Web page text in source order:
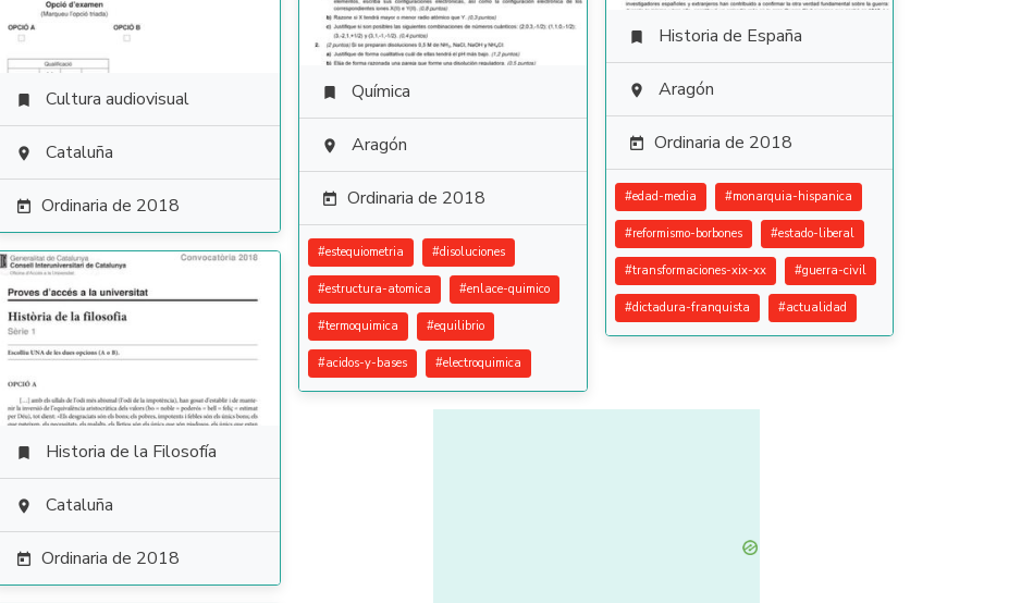
 Historia de España
 Aragón
 Ordinaria de 2018
#edad-media #monarquia-hispanica
#reformismo-borbones #estado-liberal
#transformaciones-xix-xx #guerra-civil
#dictadura-franquista #actualidad
 Química
 Aragón
 Ordinaria de 2018
#estequiometria #disoluciones
#estructura-atomica #enlace-quimico
#termoquimica #equilibrio
#acidos-y-bases #electroquimica
 Cultura audiovisual
 Cataluña
 Ordinaria de 2018
 Historia de la Filosofía
 Cataluña
 Ordinaria de 2018